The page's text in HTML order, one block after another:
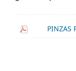
PINZAS